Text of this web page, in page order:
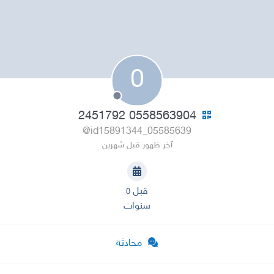
0
0558563904 2451792
@id15891344_05585639
آخر ظهور قبل شهرين
قبل ٥
سنوات
محادثة